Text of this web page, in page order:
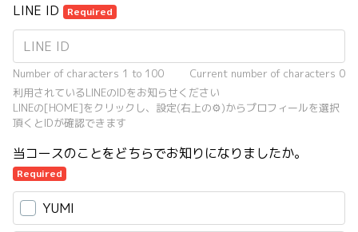
LINE ID Required
Number of characters 1 to 100 Current number of characters 0
利用されているLINEのIDをお知らせください
LINEの[HOME]をクリックし、設定(右上の⚙)からプロフィールを選択
頂くとIDが確認できます
当コースのことをどちらでお知りになりましたか。
Required
YUMI